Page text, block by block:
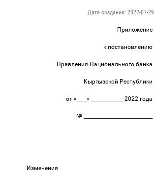
Дата создания: 2022-07-29
Приложение
к постановлению
Правления Национального банка
Кыргызской Республики
от «____» _____________ 2022 года
№ ____________________________
Изменения